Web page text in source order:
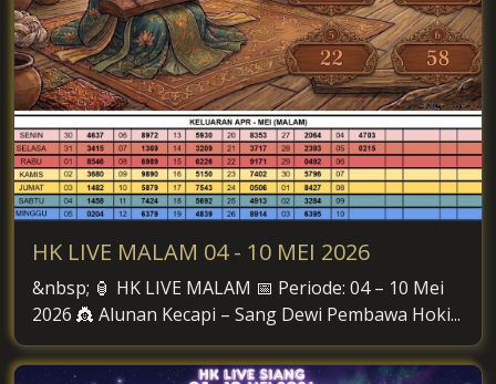
HK LIVE MALAM 04 - 10 MEI 2026
&nbsp; 🏮 HK LIVE MALAM 📅 Periode: 04 – 10 Mei
2026 👸 Alunan Kecapi – Sang Dewi Pembawa Hoki...